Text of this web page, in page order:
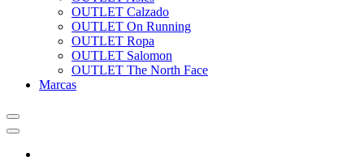
OUTLET Calzado
OUTLET On Running
OUTLET Ropa
OUTLET Salomon
OUTLET The North Face
Marcas